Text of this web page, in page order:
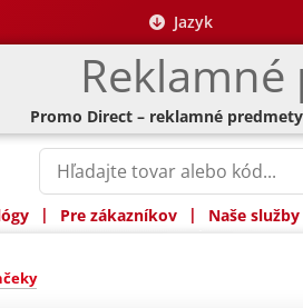
Jazyk
Promo Direct – reklamné predmety
| Pre zákazníkov | Naše služby